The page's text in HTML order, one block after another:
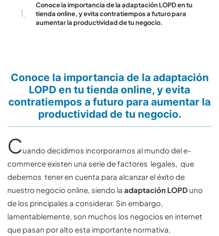
Conoce la importancia de la adaptación LOPD en tu
tienda online, y evita contratiempos a futuro para
aumentar la productividad de tu negocio.
Conoce la importancia de la adaptación
LOPD en tu tienda online, y evita
contratiempos a futuro para aumentar la
productividad de tu negocio.
Cuando decidimos incorporarnos al mundo del e-
commerce existen una serie de factores legales, que
debemos tener en cuenta para alcanzar el éxito de
nuestro negocio online, siendo la adaptación LOPD uno
de los principales a considerar. Sin embargo,
lamentablemente, son muchos los negocios en internet
que pasan por alto esta importante normativa,